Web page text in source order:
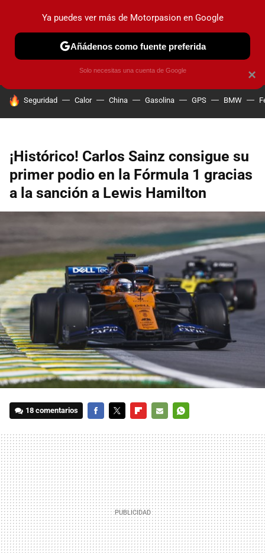
PRUEBAS COCHES ELÉCTRICOS OBSERVATORIO
HOY SE HABLA DE
Seguridad Calor China Gasolina GPS BMW
¡Histórico! Carlos Sainz consigue su
primer podio en la Fórmula 1 gracias
a la sanción a Lewis Hamilton
18 comentarios
MAIL
×
Ya puedes ver más de Motorpasion en Google
Añádenos como fuente preferida
Solo necesitas una cuenta de Google